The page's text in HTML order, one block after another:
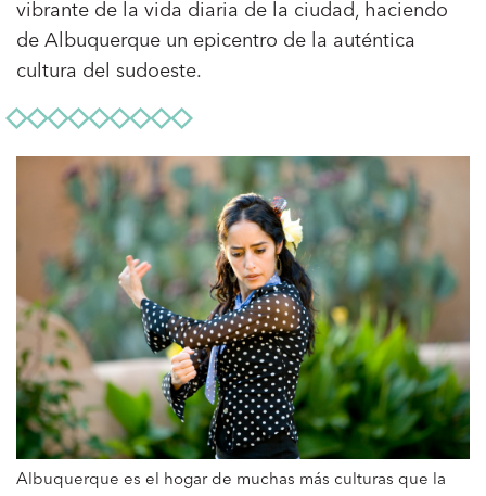
vibrante de la vida diaria de la ciudad, haciendo
de Albuquerque un epicentro de la auténtica
cultura del sudoeste.
Albuquerque es el hogar de muchas más culturas que la